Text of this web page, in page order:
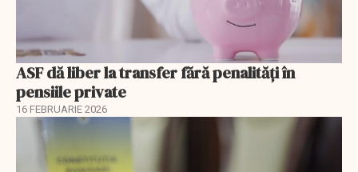
ASF dă liber la transfer fără penalități în
pensiile private
16 FEBRUARIE 2026